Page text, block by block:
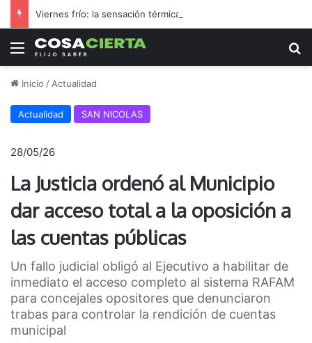
Menú
Inicio / Actualidad
Actualidad SAN NICOLAS
28/05/26
La Justicia ordenó al Municipio
dar acceso total a la oposición a
las cuentas públicas
Un fallo judicial obligó al Ejecutivo a habilitar de
inmediato el acceso completo al sistema RAFAM
para concejales opositores que denunciaron
trabas para controlar la rendición de cuentas
municipal